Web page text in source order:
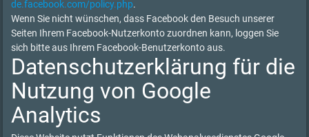
de.facebook.com/policy.php.
Wenn Sie nicht wünschen, dass Facebook den Besuch unserer
Seiten Ihrem Facebook-Nutzerkonto zuordnen kann, loggen Sie
sich bitte aus Ihrem Facebook-Benutzerkonto aus.
Datenschutzerklärung für die
Nutzung von Google
Analytics